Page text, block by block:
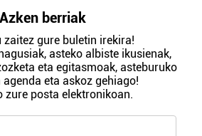
Azken berriak
zaitez gure buletin irekira!
asteko albiste ikusienak,
eta egitasmoak, asteburuko
eta askoz gehiago!
zure posta elektronikoan.